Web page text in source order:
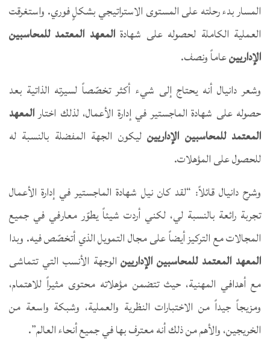
المسار بدء رحلته على المستوى الاستراتيجي بشكلٍ فوري. واستغرقت
العملية الكاملة لحصوله على شهادة المعهد المعتمد للمحاسبين
الإداريينعاماً ونصف.
وشعر دانيال أنه يحتاج إلى شيء أكثر تخصّصاً لسيرته الذاتية بعد
حصوله على شهادة الماجستير في إدارة الأعمال، لذلك اختارالمعهد
المعتمد للمحاسبين الإداريينليكون الجهة المفضلة بالنسبة له
للحصول على المؤهلات.
وشرح دانيال قائلاً: “لقد كان نيل شهادة الماجستير في إدارة الأعمال
تجربة رائعة بالنسبة لي، لكني أردت شيئاً يطوّر معارفي في جميع
المجالات مع التركيز أيضاً على مجال التمويل الذي أتخصّص فيه. وبدا
المعهد المعتمد للمحاسبين الإداريينالوجهة الأنسب التي تتماشى
مع أهدافي المهنية، حيث تتضمن مؤهلاته محتوى مثيراً للاهتمام،
ومزيجاً جيداً من الاختبارات النظرية والعملية، وشبكة واسعة من
الخريجين، والأهم من ذلك أنه معترف بها في جميع أنحاء العالم”.